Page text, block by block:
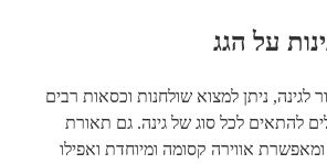
על הגג
ניתן למצוא שולחנות וכסאות רבים
להתאים לכל סוג של גינה. גם תאורת
אווירה קסומה ומיוחדת ואפילו